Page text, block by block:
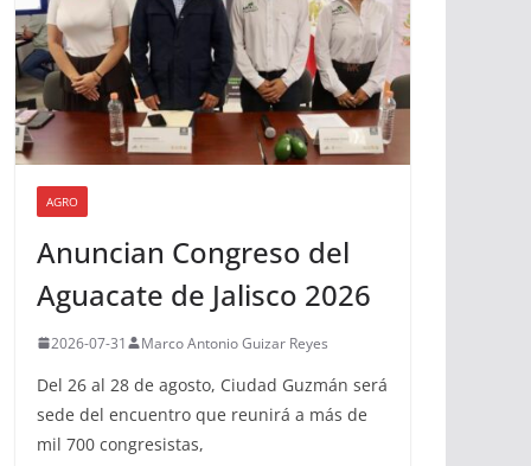
AGRO
Anuncian Congreso del
Aguacate de Jalisco 2026
2026-07-31 Marco Antonio Guizar Reyes
Del 26 al 28 de agosto, Ciudad Guzmán será
sede del encuentro que reunirá a más de
mil 700 congresistas,